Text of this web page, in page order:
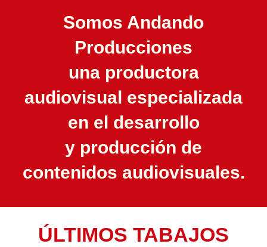
Somos Andando
Producciones
una productora
audiovisual especializada
en el desarrollo
y producción de
contenidos audiovisuales.
ÚLTIMOS TABAJOS